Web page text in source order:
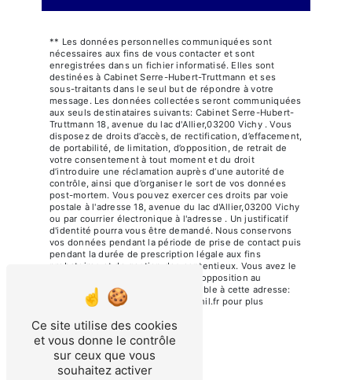
** Les données personnelles communiquées sont
nécessaires aux fins de vous contacter et sont
enregistrées dans un fichier informatisé. Elles sont
destinées à Cabinet Serre-Hubert-Truttmann et ses
sous-traitants dans le seul but de répondre à votre
message. Les données collectées seront communiquées
aux seuls destinataires suivants: Cabinet Serre-Hubert-
Truttmann 18, avenue du lac d'Allier,03200 Vichy . Vous
disposez de droits d’accès, de rectification, d’effacement,
de portabilité, de limitation, d’opposition, de retrait de
votre consentement à tout moment et du droit
d’introduire une réclamation auprès d’une autorité de
contrôle, ainsi que d’organiser le sort de vos données
post-mortem. Vous pouvez exercer ces droits par voie
postale à l'adresse 18, avenue du lac d'Allier,03200 Vichy
ou par courrier électronique à l'adresse . Un justificatif
d'identité pourra vous être demandé. Nous conservons
vos données pendant la période de prise de contact puis
pendant la durée de prescription légale aux fins
probatoires et de gestion des contentieux. Vous avez le
droit de vous inscrire sur la liste d'opposition au
démarchage téléphonique, disponible à cette adresse:
Bloctel.gouv.fr. Consultez le site cnil.fr pour plus
Ce site utilise des cookies
et vous donne le contrôle
sur ceux que vous
souhaitez activer